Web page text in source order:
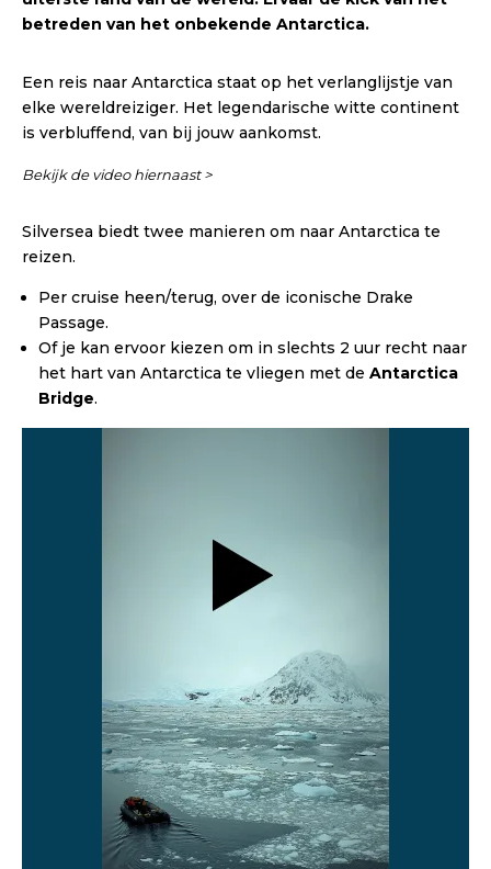
betreden van het onbekende Antarctica.
Een reis naar Antarctica staat op het verlanglijstje van
elke wereldreiziger. Het legendarische witte continent
is verbluffend, van bij jouw aankomst.
Bekijk de video hiernaast >
Silversea biedt twee manieren om naar Antarctica te
reizen.
Per cruise heen/terug, over de iconische Drake
Passage.
Of je kan ervoor kiezen om in slechts 2 uur recht naar
het hart van Antarctica te vliegen met de Antarctica
Bridge.